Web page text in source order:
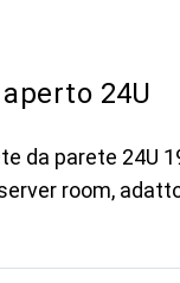
24U
da parete 24U
room,